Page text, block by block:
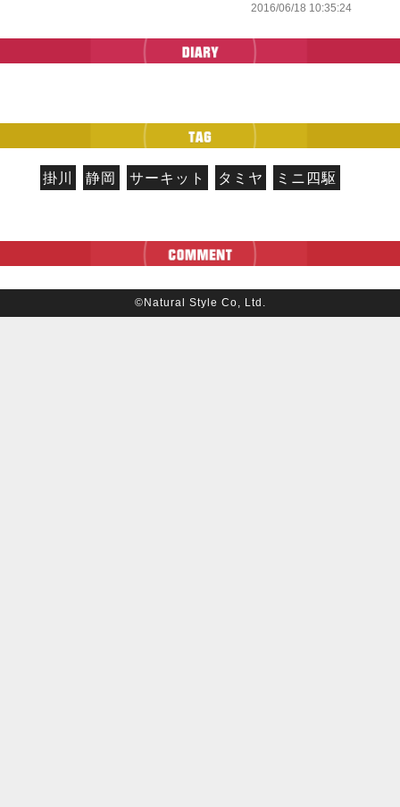
2016/06/18 10:35:24
掛川 静岡 サーキット タミヤ ミニ四駆
©Natural Style Co, Ltd.